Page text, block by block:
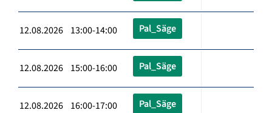
12.08.2026 13:00-14:00 Pal_Säge
12.08.2026 15:00-16:00 Pal_Säge
12.08.2026 16:00-17:00 Pal_Säge